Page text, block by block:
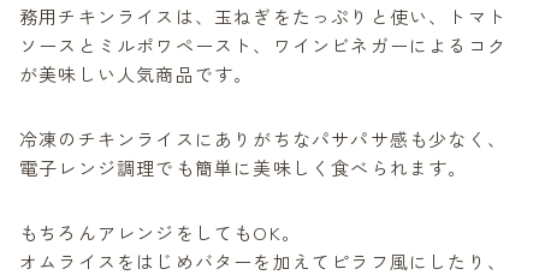
務用チキンライスは、玉ねぎをたっぷりと使い、トマト
ソースとミルポワペースト、ワインビネガーによるコク
が美味しい人気商品です。
冷凍のチキンライスにありがちなパサパサ感も少なく、
電子レンジ調理でも簡単に美味しく食べられます。
もちろんアレンジをしてもOK。
オムライスをはじめバターを加えてピラフ風にしたり、